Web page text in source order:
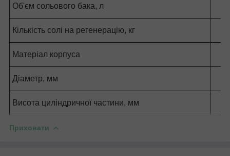
Об'єм сольового бака, л
Кількість солі на регенерацію, кг
Матеріал корпуса
Діаметр, мм
Висота циліндричної частини, мм
Приховати